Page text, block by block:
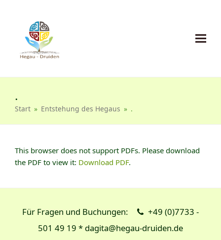
.
Start » Entstehung des Hegaus » .
This browser does not support PDFs. Please download
the PDF to view it: Download PDF.
Für Fragen und Buchungen:
+49 (0)7733 -
501 49 19 * dagita@hegau-druiden.de